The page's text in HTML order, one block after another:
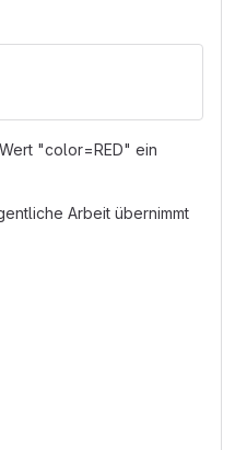
"color=RED" ein
Arbeit übernimmt